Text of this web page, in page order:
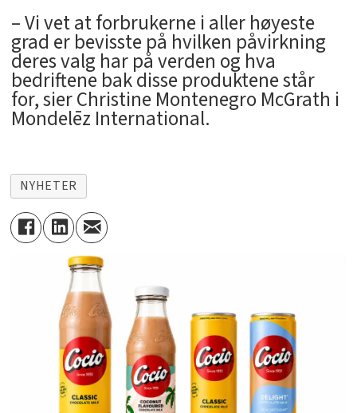
– Vi vet at forbrukerne i aller høyeste
grad er bevisste på hvilken påvirkning
deres valg har på verden og hva
bedriftene bak disse produktene står
for, sier Christine Montenegro McGrath i
Mondelēz International.
NYHETER